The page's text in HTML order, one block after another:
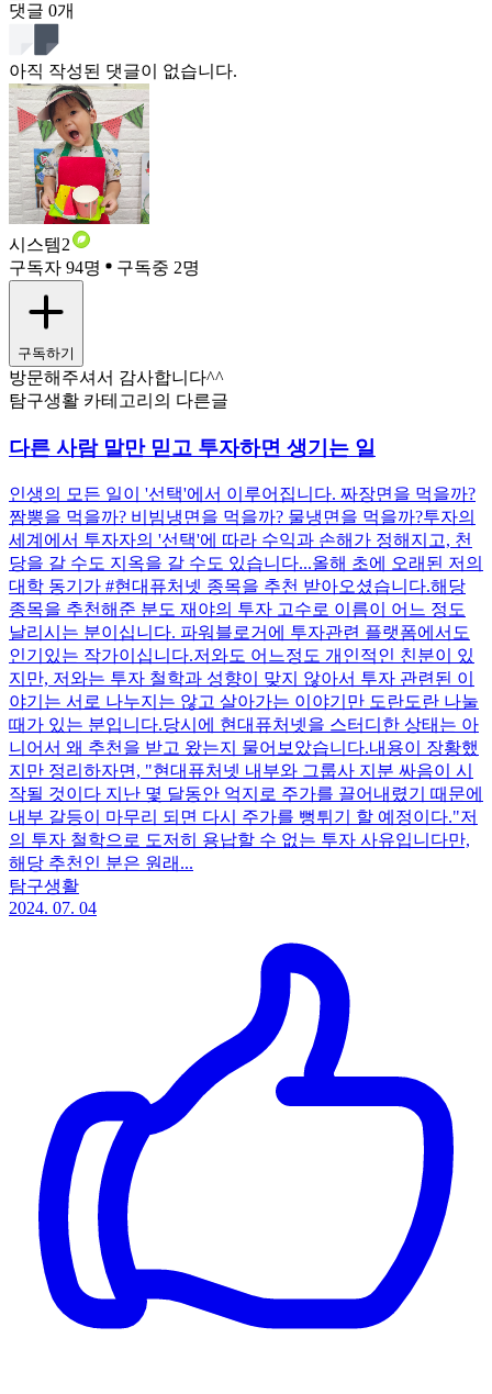
댓글 0개
아직 작성된 댓글이 없습니다.
시스템2
구독자 94명
구독중 2명
구독하기
방문해주셔서 감사합니다^^
탐구생활 카테고리의 다른글
다른 사람 말만 믿고 투자하면 생기는 일
인생의 모든 일이 '선택'에서 이루어집니다. 짜장면을 먹을까?
짬뽕을 먹을까? 비빔냉면을 먹을까? 물냉면을 먹을까? ​ 투자의
세계에서 투자자의 '선택'에 따라 수익과 손해가 정해지고, 천
당을 갈 수도 지옥을 갈 수도 있습니다... ​ 올해 초에 오래된 저의
대학 동기가 #현대퓨처넷 종목을 추천 받아오셨습니다. ​ 해당
종목을 추천해준 분도 재야의 투자 고수로 이름이 어느 정도
날리시는 분이십니다. 파워블로거에 투자관련 플랫폼에서도
인기있는 작가이십니다. ​ 저와도 어느정도 개인적인 친분이 있
지만, 저와는 투자 철학과 성향이 맞지 않아서 투자 관련된 이
야기는 서로 나누지는 않고 살아가는 이야기만 도란도란 나눌
때가 있는 분입니다. ​ 당시에 현대퓨처넷을 스터디한 상태는 아
니어서 왜 추천을 받고 왔는지 물어보았습니다. ​ 내용이 장황했
지만 정리하자면, "현대퓨처넷 내부와 그룹사 지분 싸음이 시
작될 것이다 지난 몇 달동안 억지로 주가를 끌어내렸기 때문에
내부 갈등이 마무리 되면 다시 주가를 뻥튀기 할 예정이다." ​ 저
의 투자 철학으로 도저히 용납할 수 없는 투자 사유입니다만,
해당 추천인 분은 원래...
탐구생활
2024. 07. 04